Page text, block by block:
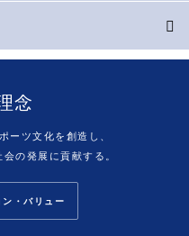
念
ーツ文化を創造し、
の発展に貢献する。
・バリュー